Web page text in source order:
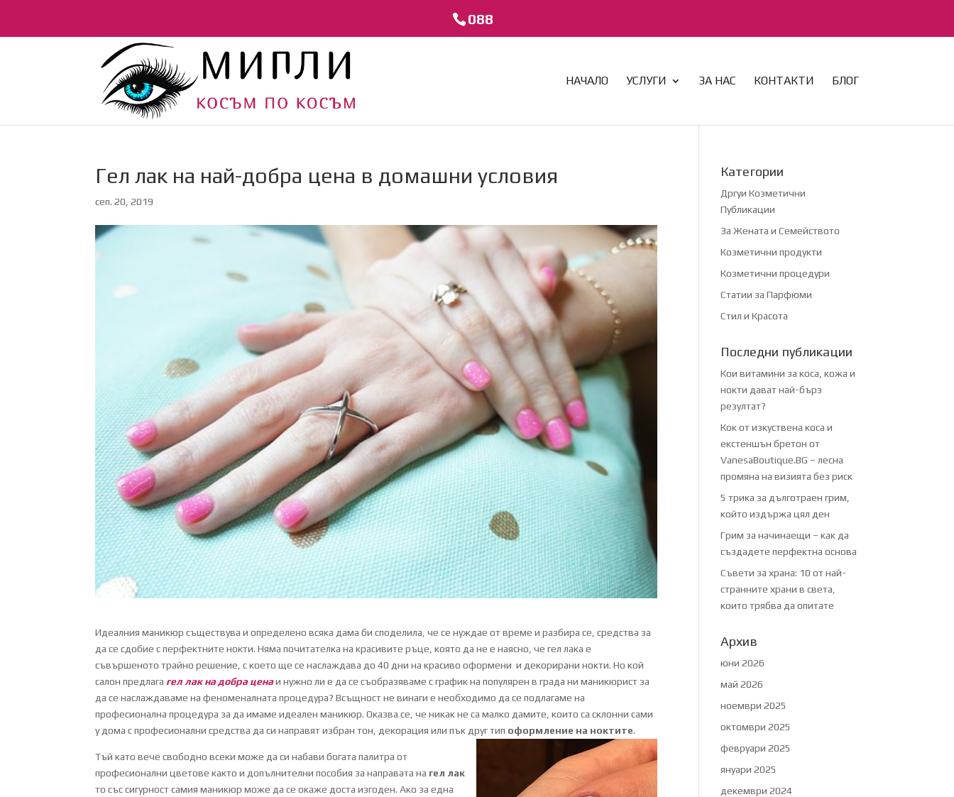
088
НАЧАЛО УСЛУГИ ЗА НАС КОНТАКТИ БЛОГ
Гел лак на най-добра цена в домашни условия
сеп. 20, 2019
Идеалния маникюр съществува и определено всяка дама би споделила, че се нуждае от време и разбира се, средства за
да се сдобие с перфектните нокти. Няма почитателка на красивите ръце, която да не е наясно, че гел лака е
съвършеното трайно решение, с което ще се наслаждава до 40 дни на красиво оформени и декорирани нокти. Но кой
салон предлага гел лак на добра ценаи нужно ли е да се съобразяваме с график на популярен в града ни маникюрист за
да се наслаждаваме на феноменалната процедура? Всъщност не винаги е необходимо да се подлагаме на
професионална процедура за да имаме идеален маникюр. Оказва се, че никак не са малко дамите, които са склонни сами
у дома с професионални средства да си направят избран тон, декорация или пък друг тип оформление на ноктите.
Тъй като вече свободно всеки може да си набави богата палитра от
професионални цветове както и допълнителни пособия за направата на гел лак
то със сигурност самия маникюр може да се окаже доста изгоден. Ако за една
Категории
Дргуи Козметични
Публикации
За Жената и Семейството
Козметични продукти
Козметични процедури
Статии за Парфюми
Стил и Красота
Последни публикации
Кои витамини за коса, кожа и
нокти дават най-бърз
резултат?
Кок от изкуствена коса и
екстеншън бретон от
VanesaBoutique.BG – лесна
промяна на визията без риск
5 трика за дълготраен грим,
който издържа цял ден
Грим за начинаещи – как да
създадете перфектна основа
Съвети за храна: 10 от най-
странните храни в света,
които трябва да опитате
Архив
юни 2026
май 2026
ноември 2025
октомври 2025
февруари 2025
януари 2025
декември 2024